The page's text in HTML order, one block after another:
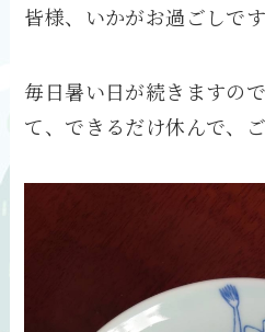
皆様、いかがお過ごしで
毎日暑い日が続きますの
て、できるだけ休んで、